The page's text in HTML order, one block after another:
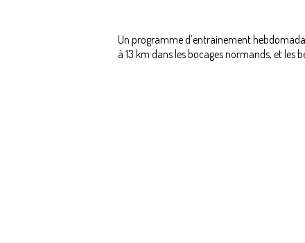
Un programme d’entrainement
à 13 km dans les bocages normands, et les